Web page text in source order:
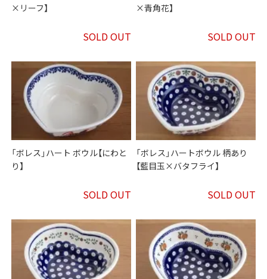
×リーフ】
SOLD OUT
×青角花】
SOLD OUT
「ボレス」ハート ボウル【にわと
り】
SOLD OUT
「ボレス」ハートボウル 柄あり
【藍目玉×バタフライ】
SOLD OUT